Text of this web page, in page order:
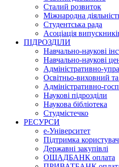
Сталий розвиток
Міжнародна
Студентська рада
Асоціація
ПІДРОЗДІЛИ
Навчально-наукові
Навчально-наукові
Адміністративно-
Освітньо-виховний
Адміністративно-
Наукові підрозділи
Наукова бібліотека
Студмістечко
РЕСУРСИ
е-Університет
Підтримка
Державні закупівлі
ОЩАДБАНК оплата